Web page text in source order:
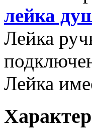
лейка
Лейка
Лейка